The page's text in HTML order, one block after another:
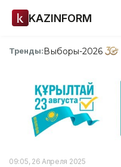
KAZINFORM
Тренды:Выборы-2026
09:05, 26 Апреля 2025